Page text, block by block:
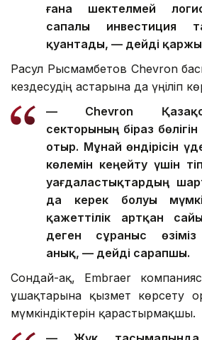
ғана шектелмей
сапалы инвестиция
қуантады, — дейді
Расул Рысмамбетов Chevron
кездесудің астарына да үңіліп
— Chevron
секторының біраз
отыр. Мұнай өндірісін
көлемін кеңейту үшін
уағдаластықтардың
да керек болуы
қажеттілік артқан
деген сұраныс
анық, — дейді сарапшы.
Сондай-ақ, Embraer
ұшақтарына қызмет көрсету
мүмкіндіктерін қарастырмақшы.